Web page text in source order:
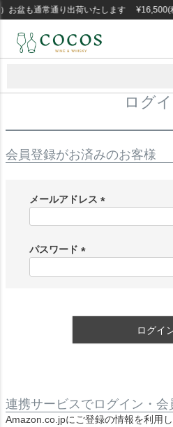
盆も通常通り出荷いたします ¥16,500(
ログ
会員登録がお済みのお客様
メールアドレス
)
パスワード
ログイ
連携サービスでログイン・会
Amazon.co.jpにご登録の情報を利用